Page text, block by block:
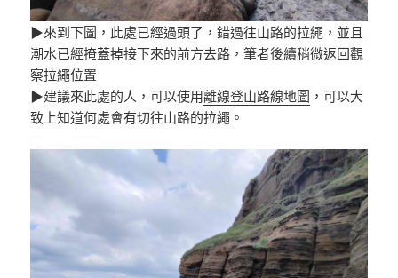
▶來到下圖，此處已經過頭了，錯過往山路的拉繩，並且
潮水已經掩蓋掉接下來的前方去路，筆者後續稍微返回觀
察拉繩位置
▶建議來此處的人，可以使用離線登山路線地圖 ，可以大
致上知道何處會有切往山路的拉繩。